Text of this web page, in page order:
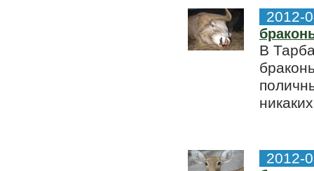
2012-
В
2012-